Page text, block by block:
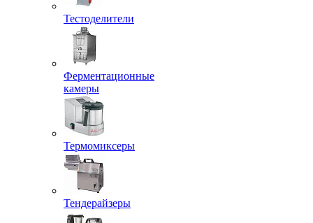
Тестоделители
Ферментационные
камеры
Термомиксеры
Тендерайзеры